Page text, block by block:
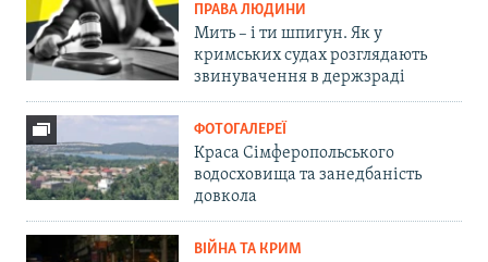
ПРАВА ЛЮДИНИ
Мить – і ти шпигун. Як у
кримських судах розглядають
звинувачення в держзраді
ФОТОГАЛЕРЕЇ
Краса Сімферопольського
водосховища та занедбаність
довкола
ВІЙНА ТА КРИМ